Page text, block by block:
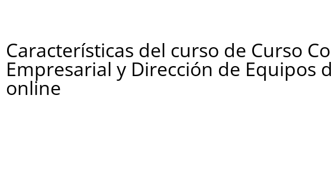
Características del curso de Curso
Empresarial y Dirección de Equipos
online